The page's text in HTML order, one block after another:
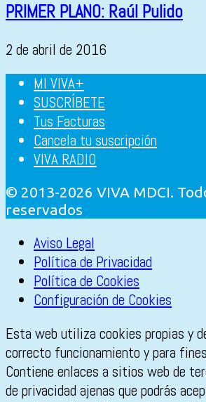
PRIMER PLANO: Raúl Pulido
2 de abril de 2016
MI VIVA+
SUSCRÍBETE
Tus Facturas
Cancela tu suscripción
VIVA RADIO
© 2013-2026 VIVA MDCI.
reservados
Aviso Legal
Política de Privacidad
Política de Cookies
Configuración de Cookies
Esta web utiliza cookies propias y
correcto funcionamiento y para
Contiene enlaces a sitios web de
de privacidad ajenas que podrás